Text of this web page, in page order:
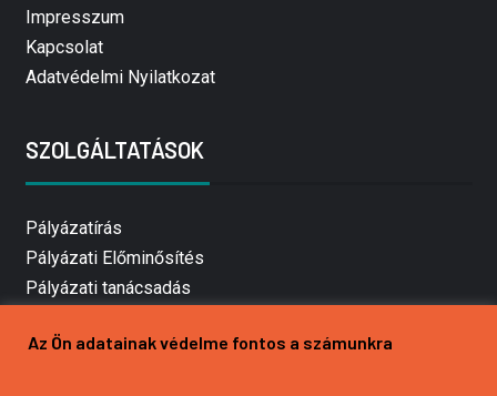
Impresszum
Kapcsolat
Adatvédelmi Nyilatkozat
SZOLGÁLTATÁSOK
Pályázatírás
Pályázati Előminősítés
Pályázati tanácsadás
Mezőgazdasági pályázatírás
Az Ön adatainak védelme fontos a számunkra